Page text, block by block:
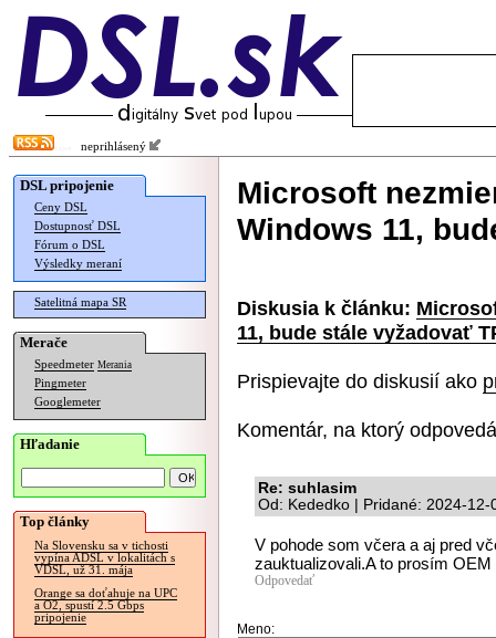
neprihlásený
DSL pripojenie
Ceny DSL
Dostupnosť DSL
Fórum o DSL
Výsledky meraní
Satelitná mapa SR
Merače
Speedmeter Merania
Pingmeter
Googlemeter
Hľadanie
Top články
Na Slovensku sa v tichosti
vypína ADSL v lokalitách s
VDSL, už 31. mája
Orange sa doťahuje na UPC
a O2, spustí 2.5 Gbps
pripojenie
Microsoft
Windows 11,
Diskusia k článku:
11, bude stále vyžadovať
Prispievajte do diskusií ako
Komentár, na ktorý
Re: suhlasim
Od: Kededko | Pridané: 2024-12-
V pohode som včera a aj pred
zauktualizovali.A to prosím OEM
Odpovedať
Meno: